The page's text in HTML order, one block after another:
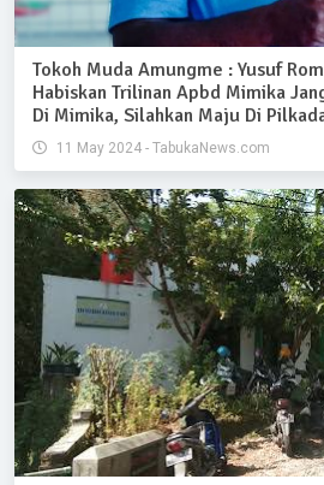
Tokoh Muda Amungme : Yusuf
Habiskan Trilinan Apbd Mimika
Di Mimika, Silahkan Maju Di
11 May 2024 - TabukaNews.com